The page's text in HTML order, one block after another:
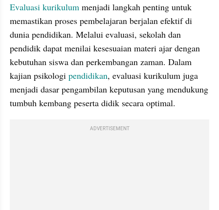
Evaluasi kurikulum menjadi langkah penting untuk
memastikan proses pembelajaran berjalan efektif di
dunia pendidikan. Melalui evaluasi, sekolah dan
pendidik dapat menilai kesesuaian materi ajar dengan
kebutuhan siswa dan perkembangan zaman. Dalam
kajian psikologi pendidikan, evaluasi kurikulum juga
menjadi dasar pengambilan keputusan yang mendukung
tumbuh kembang peserta didik secara optimal.
ADVERTISEMENT